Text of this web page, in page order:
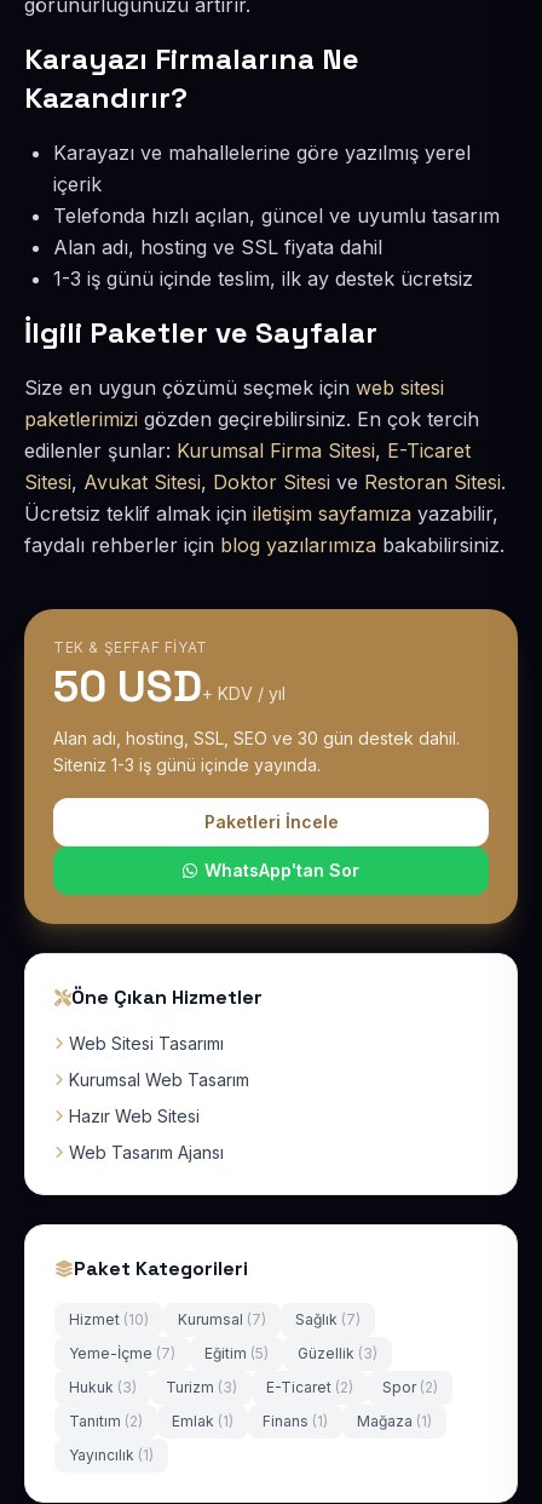
görünürlüğünüzü artırır.
Karayazı Firmalarına Ne
Kazandırır?
Karayazı ve mahallelerine göre yazılmış yerel
içerik
Telefonda hızlı açılan, güncel ve uyumlu tasarım
Alan adı, hosting ve SSL fiyata dahil
1-3 iş günü içinde teslim, ilk ay destek ücretsiz
İlgili Paketler ve Sayfalar
Size en uygun çözümü seçmek için web sitesi
paketlerimizi gözden geçirebilirsiniz. En çok tercih
edilenler şunlar: Kurumsal Firma Sitesi, E-Ticaret
Sitesi, Avukat Sitesi, Doktor Sitesi ve Restoran Sitesi.
Ücretsiz teklif almak için iletişim sayfamıza yazabilir,
faydalı rehberler için blog yazılarımıza bakabilirsiniz.
TEK & ŞEFFAF FIYAT
50 USD+ KDV / yıl
Alan adı, hosting, SSL, SEO ve 30 gün destek dahil.
Siteniz 1-3 iş günü içinde yayında.
Paketleri İncele
WhatsApp'tan Sor
Öne Çıkan Hizmetler
Web Sitesi Tasarımı
Kurumsal Web Tasarım
Hazır Web Sitesi
Web Tasarım Ajansı
Paket Kategorileri
Hizmet (10) Kurumsal (7) Sağlık (7)
Yeme-İçme (7) Eğitim (5) Güzellik (3)
Hukuk (3) Turizm (3) E-Ticaret (2) Spor (2)
Tanıtım (2) Emlak (1) Finans (1) Mağaza (1)
Yayıncılık (1)